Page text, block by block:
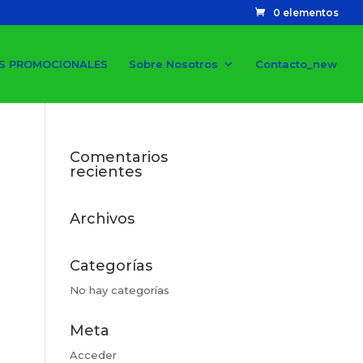
0 elementos
PROMOCIONALES Sobre Nosotros Contacto_new
Comentarios
recientes
Archivos
Categorías
No hay categorías
Meta
Acceder